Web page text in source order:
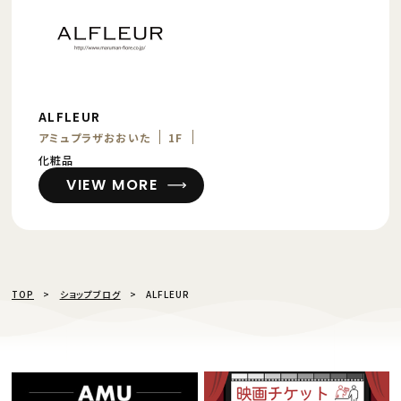
ALFLEUR
アミュプラザおおいた
1F
化粧品
VIEW MORE
TOP ショップブログ ALFLEUR